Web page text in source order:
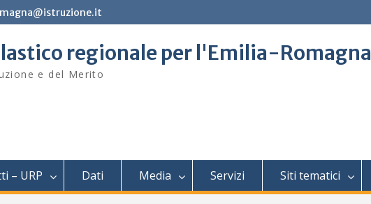
regionale per l'Emilia-Romagna
e del Merito
– URP Dati Media Servizi Siti tematici